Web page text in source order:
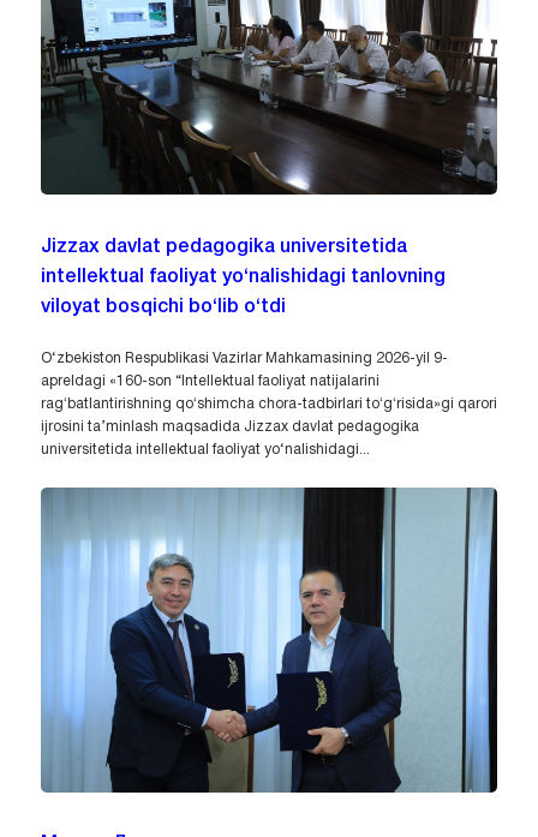
Jizzax davlat pedagogika universitetida
intellektual faoliyat yo‘nalishidagi tanlovning
viloyat bosqichi bo‘lib o‘tdi
O‘zbekiston Respublikasi Vazirlar Mahkamasining 2026-yil 9-
apreldagi «160-son “Intellektual faoliyat natijalarini
ragʻbatlantirishning qoʻshimcha chora-tadbirlari toʻgʻrisida»gi qarori
ijrosini ta’minlash maqsadida Jizzax davlat pedagogika
universitetida intellektual faoliyat yo‘nalishidagi...